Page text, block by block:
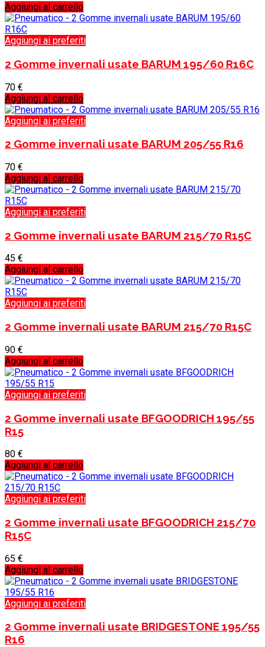
Aggiungi al carrello
Aggiungi ai preferiti
2 Gomme invernali usate BARUM 195/60 R16C
70 €
Aggiungi al carrello
Aggiungi ai preferiti
2 Gomme invernali usate BARUM 205/55 R16
70 €
Aggiungi al carrello
Aggiungi ai preferiti
2 Gomme invernali usate BARUM 215/70 R15C
45 €
Aggiungi al carrello
Aggiungi ai preferiti
2 Gomme invernali usate BARUM 215/70 R15C
90 €
Aggiungi al carrello
Aggiungi ai preferiti
2 Gomme invernali usate BFGOODRICH 195/55
R15
80 €
Aggiungi al carrello
Aggiungi ai preferiti
2 Gomme invernali usate BFGOODRICH 215/70
R15C
65 €
Aggiungi al carrello
Aggiungi ai preferiti
2 Gomme invernali usate BRIDGESTONE 195/55
R16